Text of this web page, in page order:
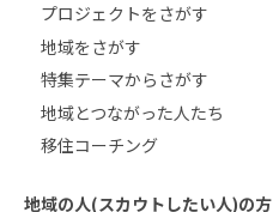
プロジェクトをさがす
地域をさがす
特集テーマからさがす
地域とつながった人たち
移住コーチング
地域の人(スカウトしたい人)の方